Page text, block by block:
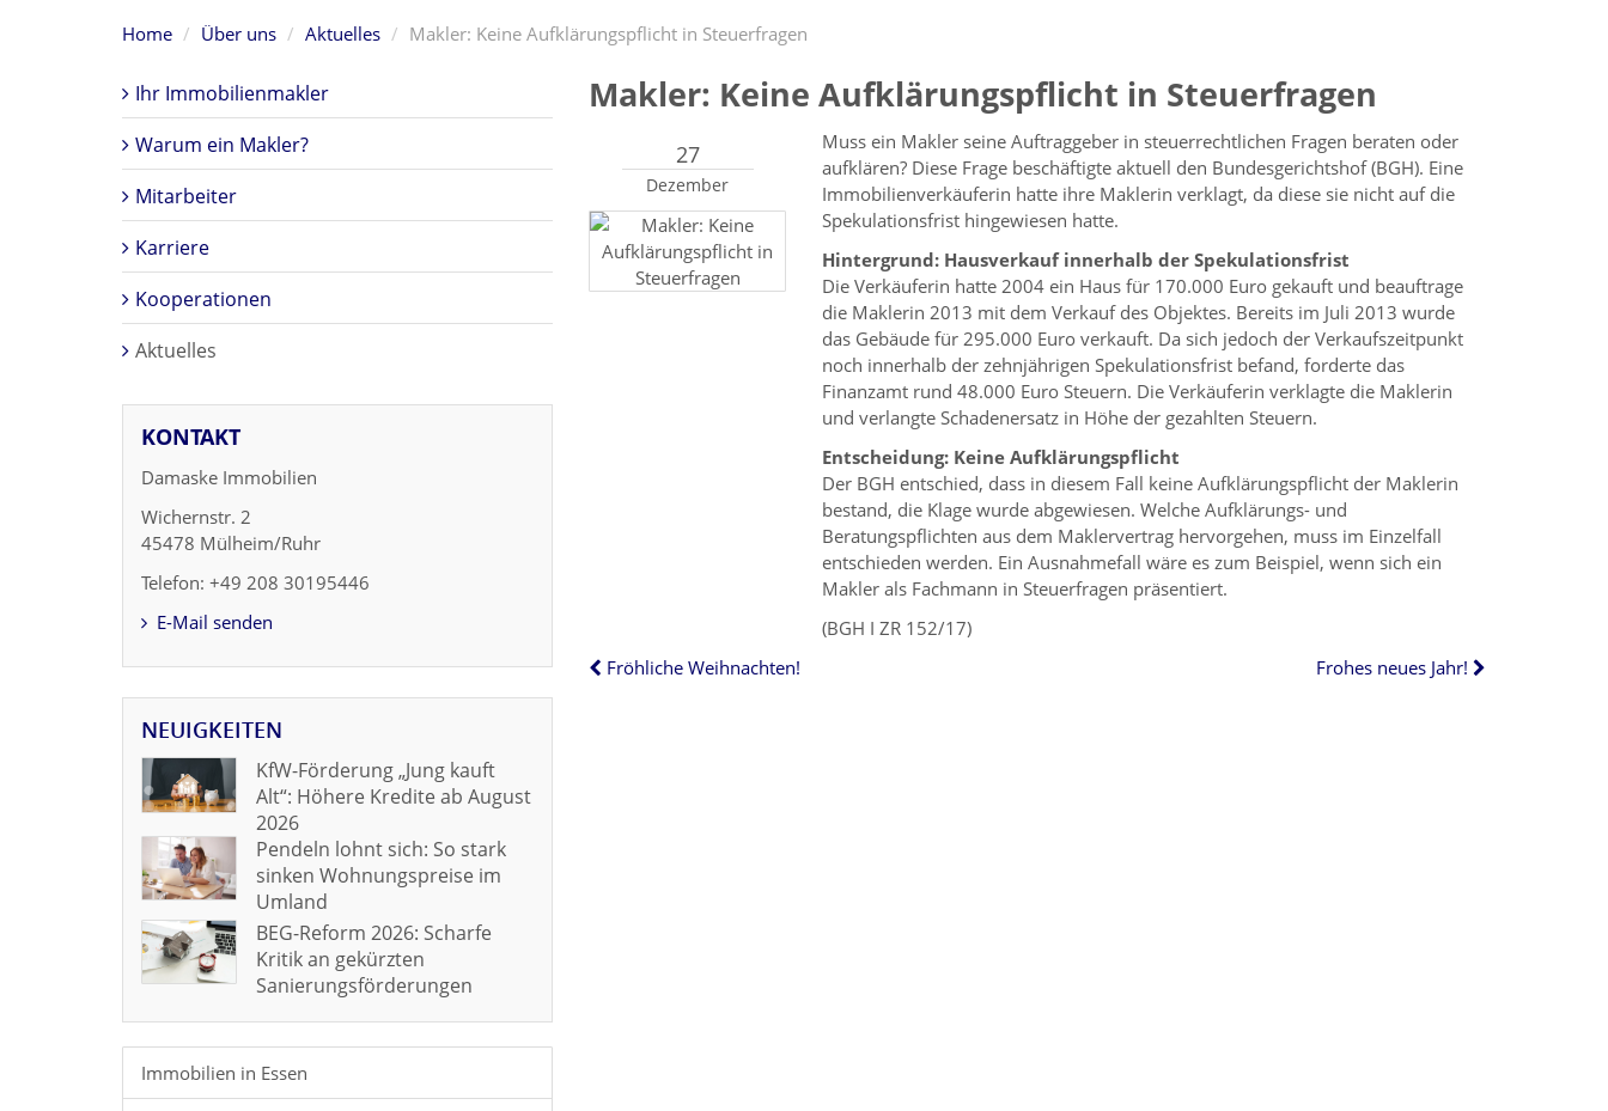
Home Über uns Aktuelles Makler: Keine Aufklärungspflicht in Steuerfragen
Makler: Keine Aufklärungspflicht in Steuerfragen
27
Dezember
Muss ein Makler seine Auftraggeber in steuerrechtlichen Fragen beraten oder
aufklären? Diese Frage beschäftigte aktuell den Bundesgerichtshof (BGH). Eine
Immobilienverkäuferin hatte ihre Maklerin verklagt, da diese sie nicht auf die
Spekulationsfrist hingewiesen hatte.
Hintergrund: Hausverkauf innerhalb der Spekulationsfrist
Die Verkäuferin hatte 2004 ein Haus für 170.000 Euro gekauft und beauftrage
die Maklerin 2013 mit dem Verkauf des Objektes. Bereits im Juli 2013 wurde
das Gebäude für 295.000 Euro verkauft. Da sich jedoch der Verkaufszeitpunkt
noch innerhalb der zehnjährigen Spekulationsfrist befand, forderte das
Finanzamt rund 48.000 Euro Steuern. Die Verkäuferin verklagte die Maklerin
und verlangte Schadenersatz in Höhe der gezahlten Steuern.
Entscheidung: Keine Aufklärungspflicht
Der BGH entschied, dass in diesem Fall keine Aufklärungspflicht der Maklerin
bestand, die Klage wurde abgewiesen. Welche Aufklärungs- und
Beratungspflichten aus dem Maklervertrag hervorgehen, muss im Einzelfall
entschieden werden. Ein Ausnahmefall wäre es zum Beispiel, wenn sich ein
Makler als Fachmann in Steuerfragen präsentiert.
(BGH I ZR 152/17)
Fröhliche Weihnachten!
Frohes neues Jahr!
Ihr Immobilienmakler
Warum ein Makler?
Mitarbeiter
Karriere
Kooperationen
Aktuelles
KONTAKT
Damaske Immobilien
Wichernstr. 2
45478 Mülheim/Ruhr
Telefon: +49 208 30195446
E-Mail senden
NEUIGKEITEN
KfW-Förderung „Jung kauft
Alt“: Höhere Kredite ab August
2026
Pendeln lohnt sich: So stark
sinken Wohnungspreise im
Umland
BEG-Reform 2026: Scharfe
Kritik an gekürzten
Sanierungsförderungen
Immobilien in Essen